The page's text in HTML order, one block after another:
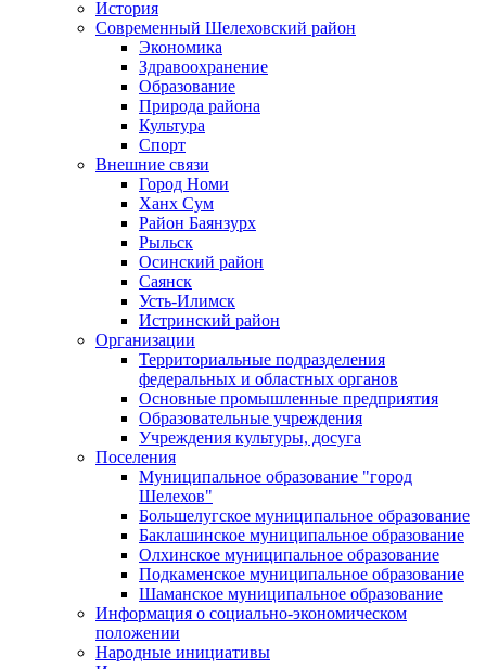
История
Современный Шелеховский район
Экономика
Здравоохранение
Образование
Природа района
Культура
Спорт
Внешние связи
Город Номи
Ханх Сум
Район Баянзурх
Рыльск
Осинский район
Саянск
Усть-Илимск
Истринский район
Организации
Территориальные подразделения
федеральных и областных органов
Основные промышленные предприятия
Образовательные учреждения
Учреждения культуры, досуга
Поселения
Муниципальное образование "город
Шелехов"
Большелугское муниципальное образование
Баклашинское муниципальное образование
Олхинское муниципальное образование
Подкаменское муниципальное образование
Шаманское муниципальное образование
Информация о социально-экономическом
положении
Народные инициативы